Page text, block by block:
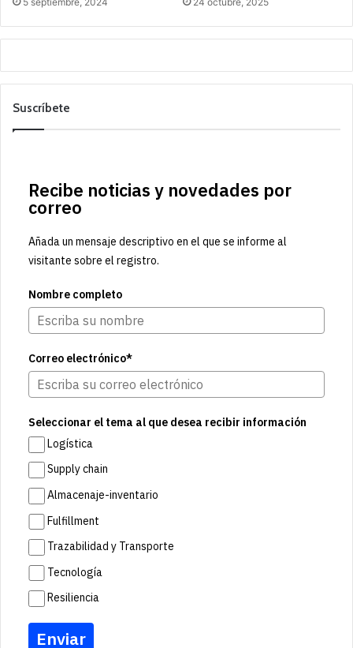
Suscríbete
Recibe noticias y novedades por
correo
Añada un mensaje descriptivo en el que se informe al
visitante sobre el registro.
Nombre completo
Correo electrónico*
Seleccionar el tema al que desea recibir información
Logística
Supply chain
Almacenaje-inventario
Fulfillment
Trazabilidad y Transporte
Tecnología
Resiliencia
Enviar